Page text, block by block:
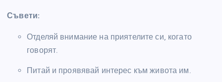
Съвети:
Отделяй внимание на приятелите си, когато
говорят.
Питай и проявявай интерес към живота им.